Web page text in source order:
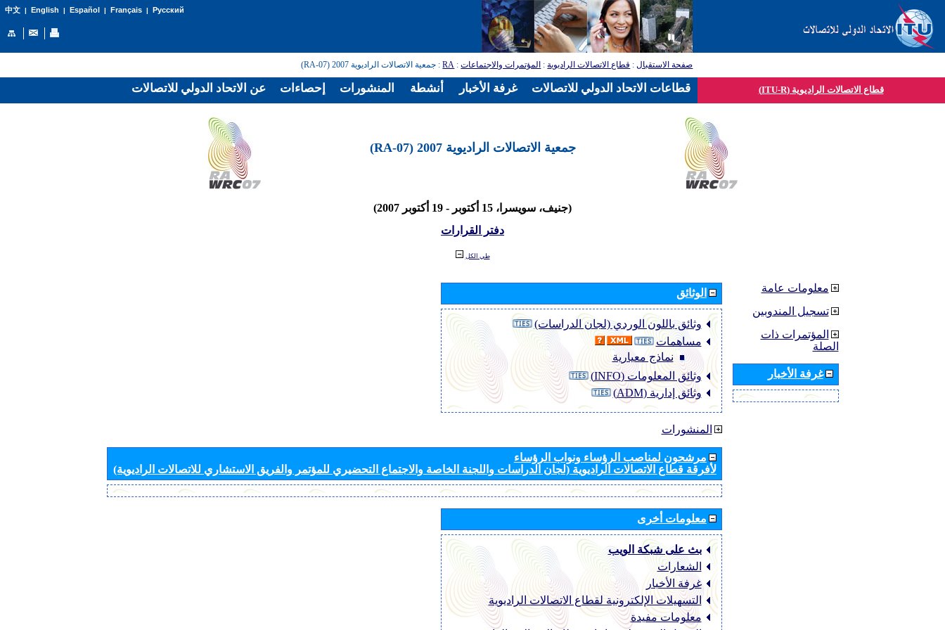
中文| English | Español | Français| Русский
صفحة الاستقبال: قطاع الاتصالات الراديوية: المؤتمرات والاجتماعات:
RA: جمعية الاتصالات الراديوية 2007 (RA-07)
قطاع الاتصالات الراديوية (ITU-R)
جمعية الاتصالات الراديوية 2007 (RA-07)
(جنيف، سويسرا، 15 أكتوبر - 19 أكتوبر 2007)
دفتر القرارات
طي الكل
الوثائق
وثائق باللون الوردي (لجان الدراسات)
مساهمات
نماذج معيارية
وثائق المعلومات (INFO)
وثائق إدارية (ADM)
المنشورات
مرشحون لمناصب الرؤساء ونواب الرؤساء
لأفرقة قطاع الاتصالات الراديوية (لجان الدراسات واللجنة الخاصة والاجتماع التحضيري للمؤتمر والفريق الاستشاري للاتصالات الراديوية)
معلومات أخرى
بث على شبكة الويب
الشعارات
غرفة الأخبار
التسهيلات الإلكترونية لقطاع الاتصالات الراديوية
معلومات مفيدة
معلومات عامة
تسجيل المندوبين
المؤتمرات ذات
الصلة
غرفة الأخبار
عن الاتحاد الدولي للاتصالات إحصاءات المنشورات أنشطة غرفة الأخبار قطاعات الاتحاد الدولي للاتصالات